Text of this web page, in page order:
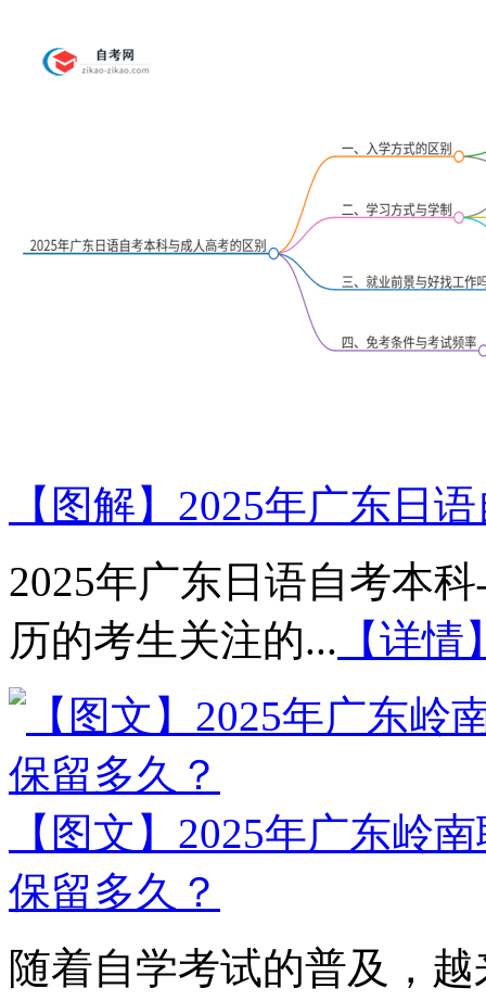
【图解】2025年广东日
2025年广东日语自考本
历的考生关注的... 【详情
【图文】2025年广东岭
保留多久？
随着自学考试的普及，